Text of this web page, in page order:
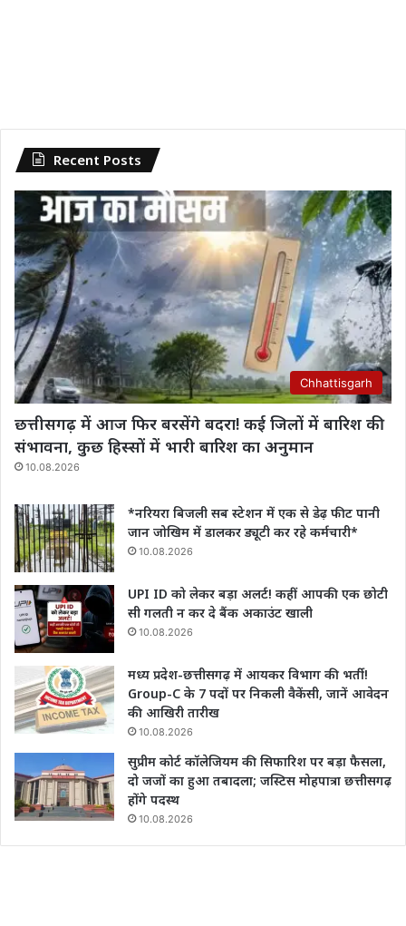
Recent Posts
Chhattisgarh
छत्तीसगढ़ में आज फिर बरसेंगे बदरा! कई जिलों में बारिश की
संभावना, कुछ हिस्सों में भारी बारिश का अनुमान
10.08.2026
*नरियरा बिजली सब स्टेशन में एक से डेढ़ फीट पानी
जान जोखिम में डालकर ड्यूटी कर रहे कर्मचारी*
10.08.2026
UPI ID को लेकर बड़ा अलर्ट! कहीं आपकी एक छोटी
सी गलती न कर दे बैंक अकाउंट खाली
10.08.2026
मध्य प्रदेश-छत्तीसगढ़ में आयकर विभाग की भर्ती!
Group-C के 7 पदों पर निकली वैकेंसी, जानें आवेदन
की आखिरी तारीख
10.08.2026
सुप्रीम कोर्ट कॉलेजियम की सिफारिश पर बड़ा फैसला,
दो जजों का हुआ तबादला; जस्टिस मोहपात्रा छत्तीसगढ़
होंगे पदस्थ
10.08.2026